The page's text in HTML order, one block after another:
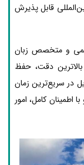
قابل پذیرش
و متخصص زبان
دقت، حفظ
در سریع‌ترین زمان
اطمینان کامل، امور